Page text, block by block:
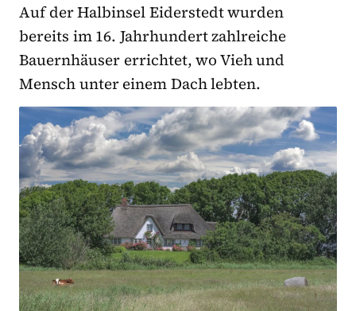
Auf der Halbinsel Eiderstedt wurden
bereits im 16. Jahrhundert zahlreiche
Bauernhäuser errichtet, wo Vieh und
Mensch unter einem Dach lebten.